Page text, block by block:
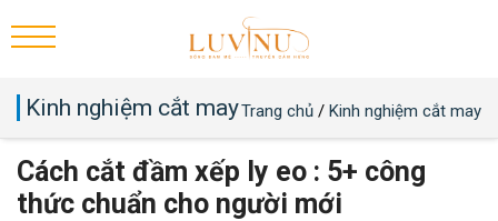
Kinh nghiệm cắt mayTrang chủ / Kinh nghiệm cắt may
Cách cắt đầm xếp ly eo : 5+ công
thức chuẩn cho người mới